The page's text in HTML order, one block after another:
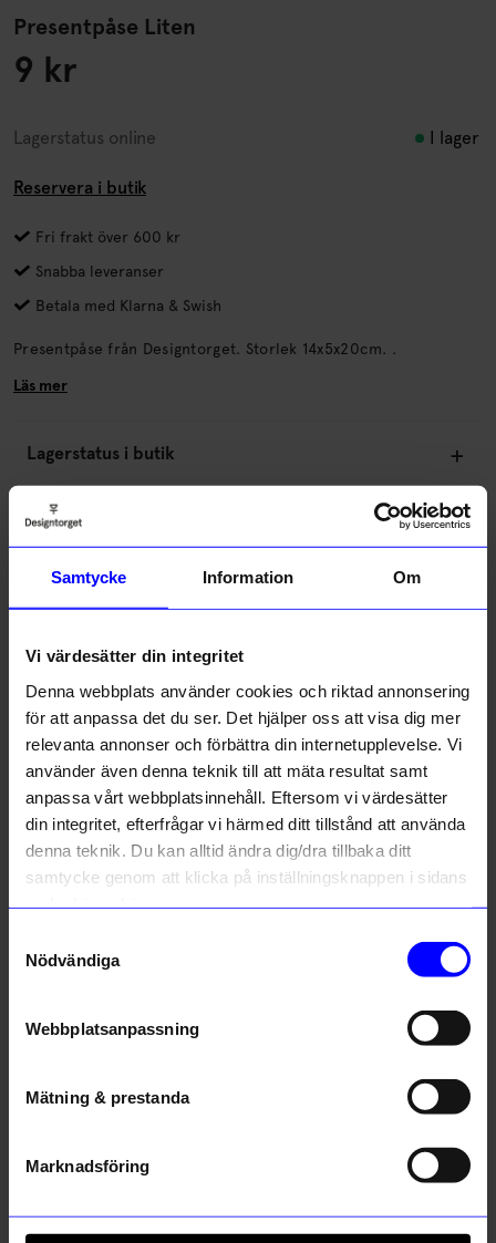
Samtycke Information Om
Vi värdesätter din integritet
Denna webbplats använder cookies och riktad annonsering
för att anpassa det du ser. Det hjälper oss att visa dig mer
relevanta annonser och förbättra din internetupplevelse. Vi
använder även denna teknik till att mäta resultat samt
anpassa vårt webbplatsinnehåll. Eftersom vi värdesätter
din integritet, efterfrågar vi härmed ditt tillstånd att använda
denna teknik. Du kan alltid ändra dig/dra tillbaka ditt
samtycke genom att klicka på inställningsknappen i sidans
Nödvändiga
Webbplatsanpassning
Mätning & prestanda
Marknadsföring
Presentpåse Liten
9 kr
Lagerstatus online I lager
Reservera i butik
Fri frakt över 600 kr
Snabba leveranser
Betala med Klarna & Swish
Presentpåse från Designtorget. Storlek 14x5x20cm. .
Läs mer
Lagerstatus i butik
Beskrivning
Information
5.0
1 betyg
4 ☆
3 ☆
2 ☆
☆
Recensioner (1)
VR
8 månader sedan
Verified by Trustvoice